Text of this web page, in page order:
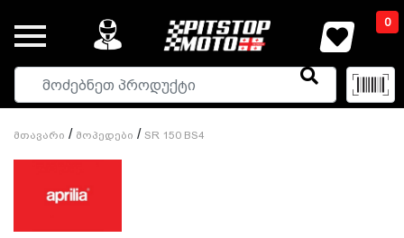
0
Მთავარი / Მოპედები / SR 150 BS4